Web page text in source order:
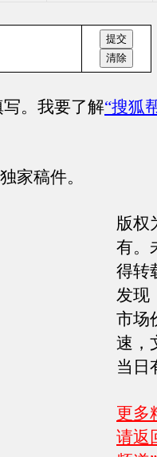
写。我要了解“搜狐
家稿件。
版权
有。
得转
发现
市场
速，
当日
更多
请返